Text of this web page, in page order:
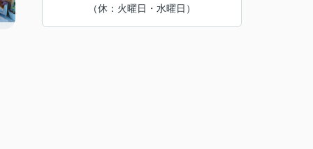
（休：火曜日・水曜日）